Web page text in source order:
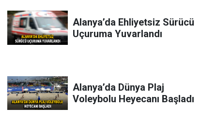
Alanya’da Ehliyetsiz Sürücü
Uçuruma Yuvarlandı
Alanya’da Dünya Plaj
Voleybolu Heyecanı Başladı